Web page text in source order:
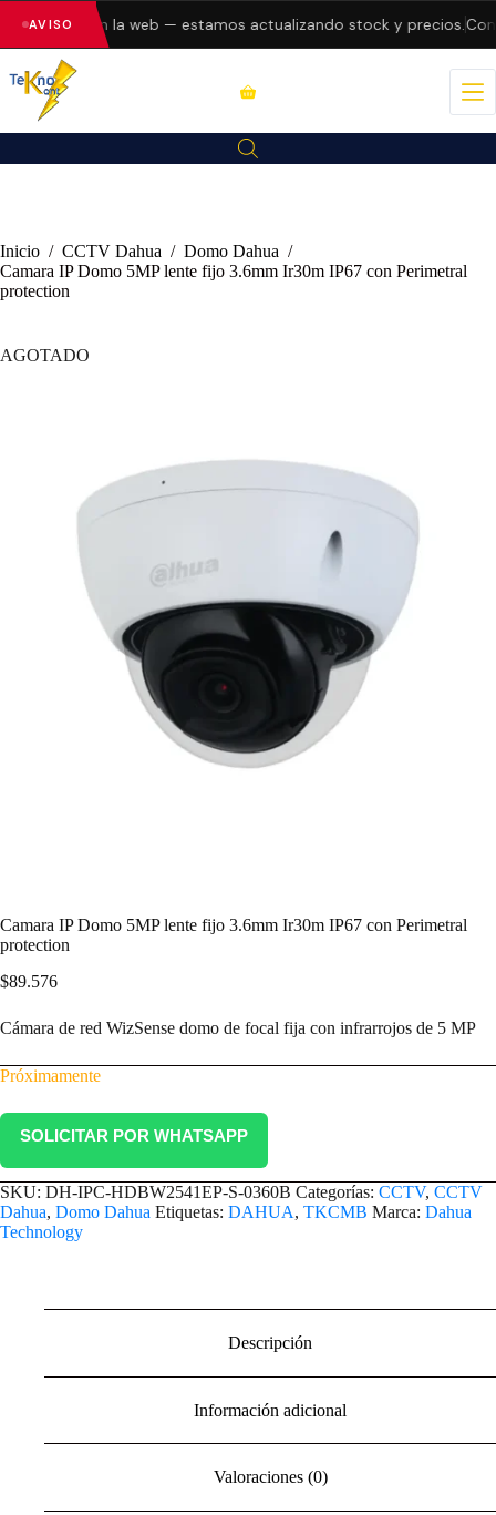
AVISO
errores en la web — estamos actualizando stock y precios.
Inicio / CCTV Dahua / Domo Dahua /
Camara IP Domo 5MP lente fijo 3.6mm Ir30m IP67 con Perimetral
protection
AGOTADO
Camara IP Domo 5MP lente fijo 3.6mm Ir30m IP67 con Perimetral
protection
$89.576
Cámara de red WizSense domo de focal fija con infrarrojos de 5 MP
Próximamente
SOLICITAR POR WHATSAPP
SKU: DH-IPC-HDBW2541EP-S-0360B Categorías: CCTV, CCTV
Dahua, Domo Dahua Etiquetas: DAHUA, TKCMB Marca: Dahua
Technology
Descripción
Información adicional
Valoraciones (0)